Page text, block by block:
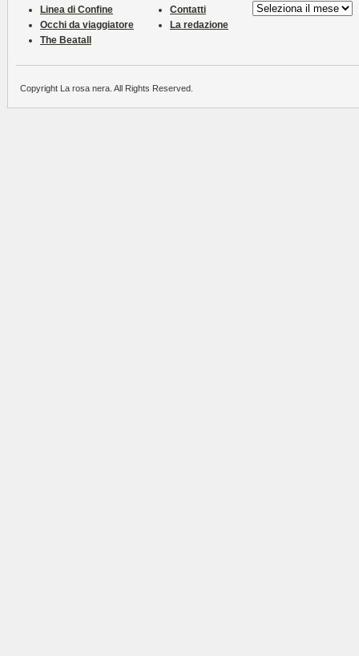
Linea di Confine
Occhi da viaggiatore
The Beatall
Contatti
La redazione
Archivio
Copyright La rosa nera. All Rights Reserved.